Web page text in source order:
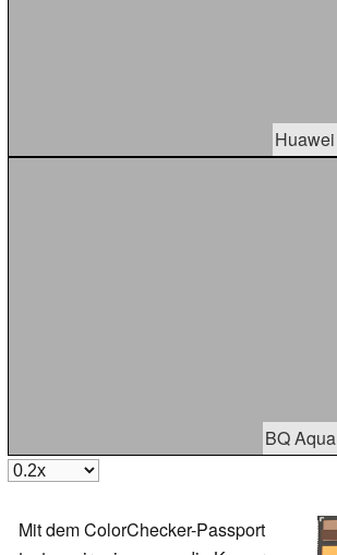
BQ
Mit dem ColorChecker-Passport